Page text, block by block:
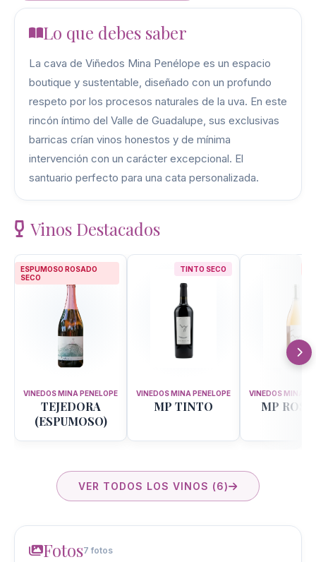
Lo que debes saber
La cava de Viñedos Mina Penélope es un espacio
boutique y sustentable, diseñado con un profundo
respeto por los procesos naturales de la uva. En este
rincón íntimo del Valle de Guadalupe, sus exclusivas
barricas crían vinos honestos y de mínima
intervención con un carácter excepcional. El
santuario perfecto para una cata personalizada.
Vinos Destacados
ESPUMOSO ROSADO
SECO
VINEDOS MINA PENELOPE
TEJEDORA
(ESPUMOSO)
TINTO SECO
VINEDOS MINA PENELOPE
MP TINTO
VINEDOS MINA
MP
VER TODOS LOS VINOS (6)
Fotos7 fotos